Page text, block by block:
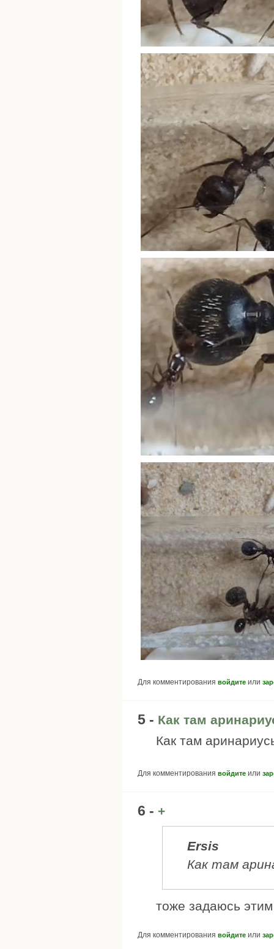
Для комментирования войдите или
5 - Как там
Как там
Для комментирования войдите или
6 - +
Ersis
Как там
тоже задаюсь
Для комментирования войдите или